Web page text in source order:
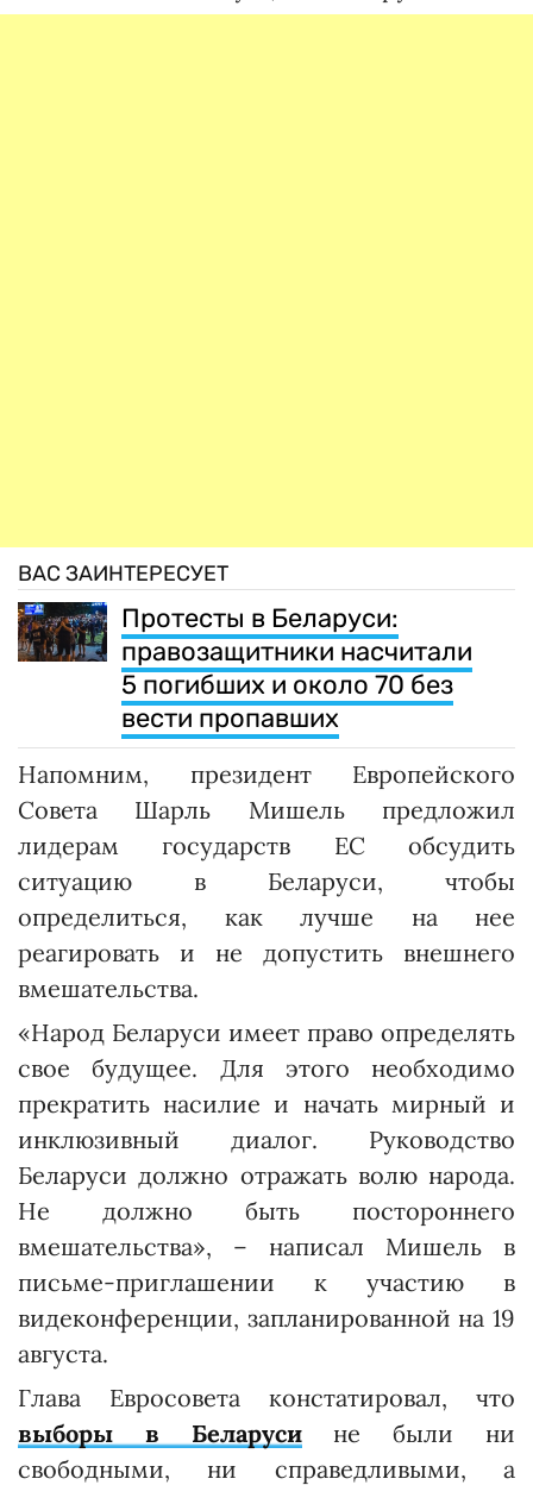
ВАС ЗАИНТЕРЕСУЕТ
Протесты в Беларуси:
правозащитники насчитали
5 погибших и около 70 без
вести пропавших
Напомним, президент Европейского
Совета Шарль Мишель предложил
лидерам государств ЕС обсудить
ситуацию в Беларуси, чтобы
определиться, как лучше на нее
реагировать и не допустить внешнего
вмешательства.
«Народ Беларуси имеет право определять
свое будущее. Для этого необходимо
прекратить насилие и начать мирный и
инклюзивный диалог. Руководство
Беларуси должно отражать волю народа.
Не должно быть постороннего
вмешательства», – написал Мишель в
письме-приглашении к участию в
видеконференции, запланированной на 19
августа.
Глава Евросовета констатировал, что
выборы в Беларусине были ни
свободными, ни справедливыми, а